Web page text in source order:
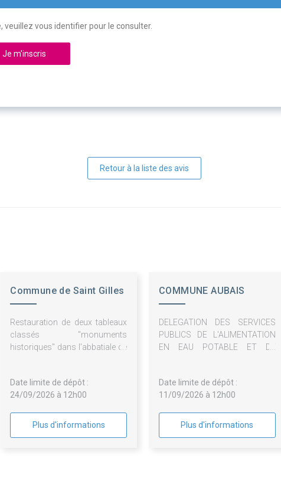
vous identifier pour le consulter.
Je m'inscris
Retour à la liste des avis
Commune de Saint Gilles
Restauration de deux tableaux
classés "monuments
historiques" dans l'abbatiale de
Date limite de dépôt :
24/09/2026 à 12h00
Plus d'informations
COMMUNE AUBAIS
DELEGATION DES SERVICES
PUBLICS DE L'ALIMENTATION
EN EAU POTABLE ET DE
Date limite de dépôt :
11/09/2026 à 12h00
Plus d'informations